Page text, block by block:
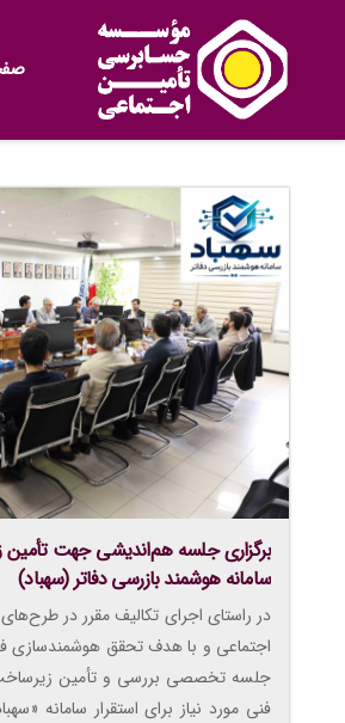
برگزاری جلسه هم‌اندیشی جهت
سامانه هوشمند بازرسی دفاتر (سهباد)
در راستای اجرای تکالیف مقرر در
جلسه تخصصی بررسی و تأمین
فنی مورد نیاز برای استقرار سامانه